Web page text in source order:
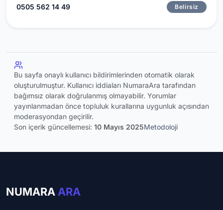
0505 562 14 49 Belirsiz
Bu sayfa onaylı kullanıcı bildirimlerinden otomatik olarak
oluşturulmuştur. Kullanıcı iddiaları NumaraAra tarafından
bağımsız olarak doğrulanmış olmayabilir. Yorumlar
yayınlanmadan önce topluluk kurallarına uygunluk açısından
moderasyondan geçirilir.
Son içerik güncellemesi: 10 Mayıs 2025Metodoloji
NUMARA ARA